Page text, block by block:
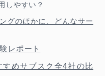
しやすい？
グのほかに、どんなサー
レポート
すめサブスク全4社の比